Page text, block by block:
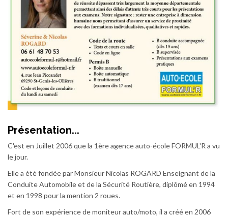
Présentation...
C'est en Juillet 2006 que la 1ère agence auto-école FORMUL'R a vu
le jour.
Elle a été fondée par Monsieur Nicolas ROGARD Enseignant de la
Conduite Automobile et de la Sécurité Routière, diplômé en 1994
et en 1998 pour la mention 2 roues.
Fort de son expérience de moniteur auto/moto, il a créé en 2006